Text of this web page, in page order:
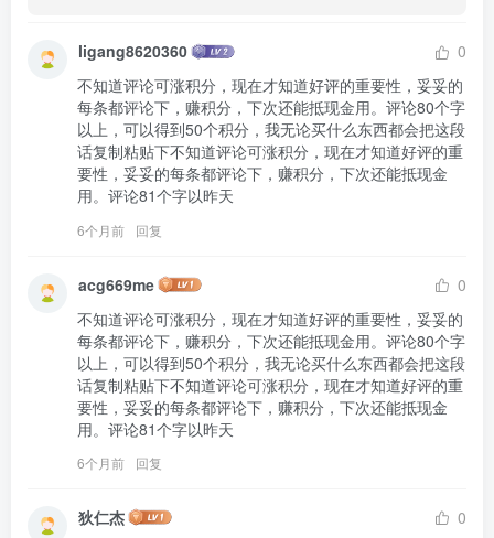
ligang8620360
0
不知道评论可涨积分，现在才知道好评的重要性，妥妥的
每条都评论下，赚积分，下次还能抵现金用。评论80个字
以上，可以得到50个积分，我无论买什么东西都会把这段
话复制粘贴下不知道评论可涨积分，现在才知道好评的重
要性，妥妥的每条都评论下，赚积分，下次还能抵现金
用。评论81个字以昨天
6个月前 回复
acg669me
0
不知道评论可涨积分，现在才知道好评的重要性，妥妥的
每条都评论下，赚积分，下次还能抵现金用。评论80个字
以上，可以得到50个积分，我无论买什么东西都会把这段
话复制粘贴下不知道评论可涨积分，现在才知道好评的重
要性，妥妥的每条都评论下，赚积分，下次还能抵现金
用。评论81个字以昨天
6个月前 回复
狄仁杰
0